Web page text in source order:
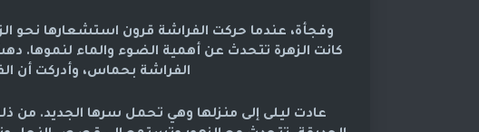
وفجأة، عندما حركت الفراشة قرون استشعارها نحو
كانت الزهرة تتحدث عن أهمية الضوء والماء
الفراشة بحماس، وأدركت أن
عادت ليلى إلى منزلها وهي تحمل سرها الجديد.